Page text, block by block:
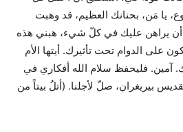
يا مَن، بحنانك العظيم، قد وهبت
أن يراهن عليك في كلّ شيء، هبني هذه
على الدوام تحت تأثيرك. أيتها الأم
آمين. فليحفظ سلام الله أفكاري في
بيريغران، صلّ لأجلنا. (أتلُ بيتاً من